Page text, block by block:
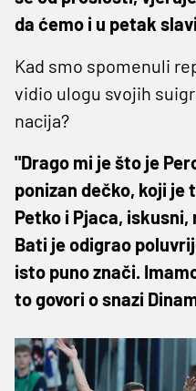
da ćemo i u petak
Kad smo spomenuli
vidio ulogu svojih
nacija?
"Drago mi je što je
ponizan dečko, koji je
Petko i Pjaca,
Bati je odigrao
isto puno znači.
to govori o snazi